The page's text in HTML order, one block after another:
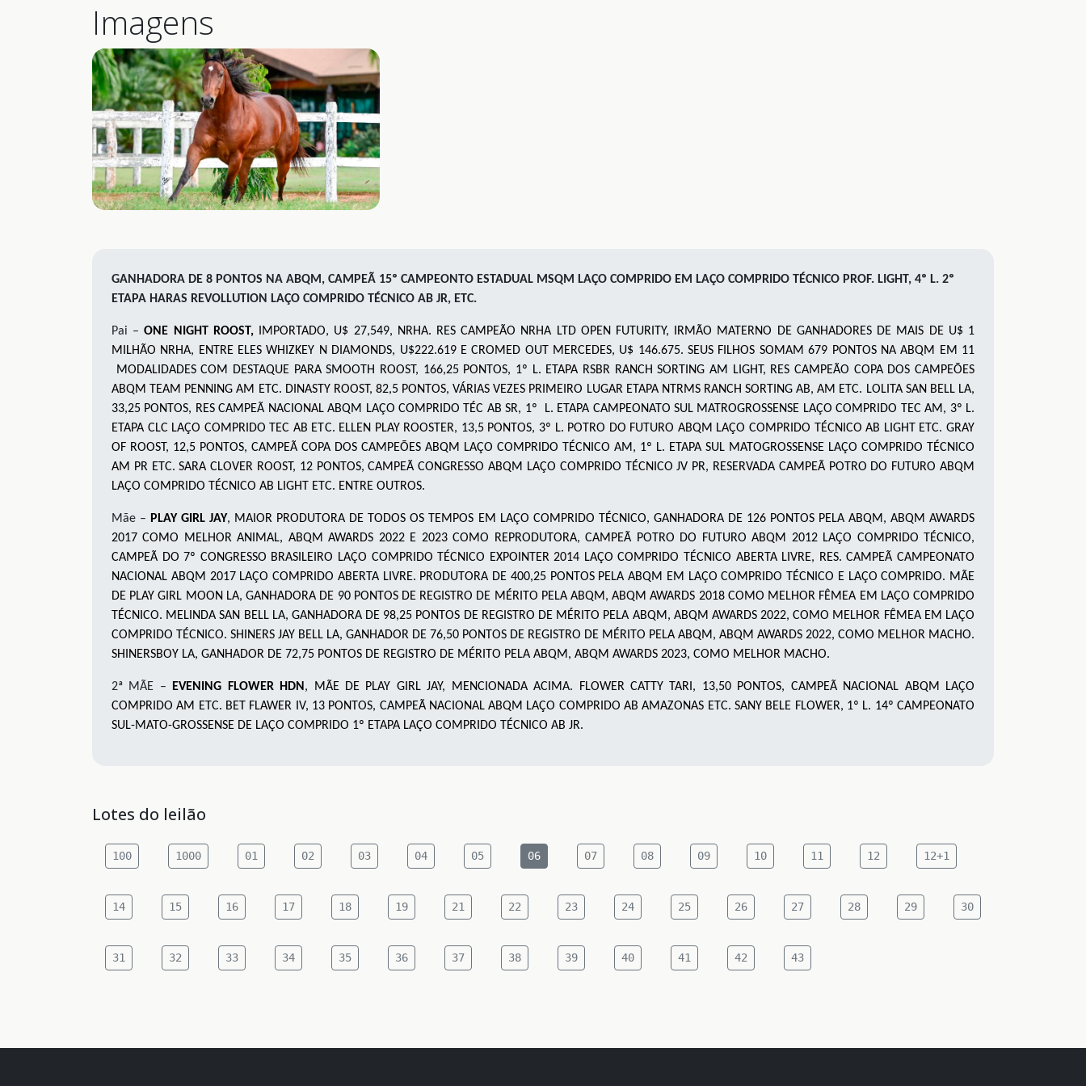
Imagens
GANHADORA DE 8 PONTOS NA ABQM, CAMPEÃ 15º CAMPEONTO ESTADUAL MSQM LAÇO COMPRIDO EM LAÇO COMPRIDO TÉCNICO PROF. LIGHT, 4º L. 2º
ETAPA HARAS REVOLLUTION LAÇO COMPRIDO TÉCNICO AB JR, ETC.
Pai –ONE NIGHT ROOST,IMPORTADO, U$ 27,549, NRHA. RES CAMPEÃO NRHA LTD OPEN FUTURITY, IRMÃO MATERNO DE GANHADORES DE MAIS DE U$ 1
MILHÃO NRHA, ENTRE ELES WHIZKEY N DIAMONDS, U$222.619 E CROMED OUT MERCEDES, U$ 146.675. SEUS FILHOS SOMAM 679 PONTOS NA ABQM EM 11
MODALIDADES COM DESTAQUE PARA SMOOTH ROOST, 166,25 PONTOS, 1º L. ETAPA RSBR RANCH SORTING AM LIGHT, RES CAMPEÃO COPA DOS CAMPEÕES
ABQM TEAM PENNING AM ETC. DINASTY ROOST, 82,5 PONTOS, VÁRIAS VEZES PRIMEIRO LUGAR ETAPA NTRMS RANCH SORTING AB, AM ETC. LOLITA SAN BELL LA,
33,25 PONTOS, RES CAMPEÃ NACIONAL ABQM LAÇO COMPRIDO TÉC AB SR, 1º L. ETAPA CAMPEONATO SUL MATROGROSSENSE LAÇO COMPRIDO TEC AM, 3º L.
ETAPA CLC LAÇO COMPRIDO TEC AB ETC. ELLEN PLAY ROOSTER, 13,5 PONTOS, 3º L. POTRO DO FUTURO ABQM LAÇO COMPRIDO TÉCNICO AB LIGHT ETC. GRAY
OF ROOST, 12,5 PONTOS, CAMPEÃ COPA DOS CAMPEÕES ABQM LAÇO COMPRIDO TÉCNICO AM, 1º L. ETAPA SUL MATOGROSSENSE LAÇO COMPRIDO TÉCNICO
AM PR ETC. SARA CLOVER ROOST, 12 PONTOS, CAMPEÃ CONGRESSO ABQM LAÇO COMPRIDO TÉCNICO JV PR, RESERVADA CAMPEÃ POTRO DO FUTURO ABQM
LAÇO COMPRIDO TÉCNICO AB LIGHT ETC. ENTRE OUTROS.
Mãe – PLAY GIRL JAY, MAIOR PRODUTORA DE TODOS OS TEMPOS EM LAÇO COMPRIDO TÉCNICO, GANHADORA DE 126 PONTOS PELA ABQM, ABQM AWARDS
2017 COMO MELHOR ANIMAL, ABQM AWARDS 2022 E 2023 COMO REPRODUTORA, CAMPEÃ POTRO DO FUTURO ABQM 2012 LAÇO COMPRIDO TÉCNICO,
CAMPEÃ DO 7º CONGRESSO BRASILEIRO LAÇO COMPRIDO TÉCNICO EXPOINTER 2014 LAÇO COMPRIDO TÉCNICO ABERTA LIVRE, RES. CAMPEÃ CAMPEONATO
NACIONAL ABQM 2017 LAÇO COMPRIDO ABERTA LIVRE. PRODUTORA DE 400,25 PONTOS PELA ABQM EM LAÇO COMPRIDO TÉCNICO E LAÇO COMPRIDO. MÃE
DE PLAY GIRL MOON LA, GANHADORA DE 90 PONTOS DE REGISTRO DE MÉRITO PELA ABQM, ABQM AWARDS 2018 COMO MELHOR FÊMEA EM LAÇO COMPRIDO
TÉCNICO. MELINDA SAN BELL LA, GANHADORA DE 98,25 PONTOS DE REGISTRO DE MÉRITO PELA ABQM, ABQM AWARDS 2022, COMO MELHOR FÊMEA EM LAÇO
COMPRIDO TÉCNICO. SHINERS JAY BELL LA, GANHADOR DE 76,50 PONTOS DE REGISTRO DE MÉRITO PELA ABQM, ABQM AWARDS 2022, COMO MELHOR MACHO.
SHINERSBOY LA, GANHADOR DE 72,75 PONTOS DE REGISTRO DE MÉRITO PELA ABQM, ABQM AWARDS 2023, COMO MELHOR MACHO.
2ª MÃE – EVENING FLOWER HDN , MÃE DE PLAY GIRL JAY, MENCIONADA ACIMA. FLOWER CATTY TARI, 13,50 PONTOS, CAMPEÃ NACIONAL ABQM LAÇO
COMPRIDO AM ETC. BET FLAWER IV, 13 PONTOS, CAMPEÃ NACIONAL ABQM LAÇO COMPRIDO AB AMAZONAS ETC. SANY BELE FLOWER, 1º L. 14º CAMPEONATO
SUL-MATO-GROSSENSE DE LAÇO COMPRIDO 1º ETAPA LAÇO COMPRIDO TÉCNICO AB JR.
Lotes do leilão
100 1000 01 02 03 04 05 06 07 08 09 10 11 12 12+1
14 15 16 17 18 19 21 22 23 24 25 26 27 28 29 30
31 32 33 34 35 36 37 38 39 40 41 42 43